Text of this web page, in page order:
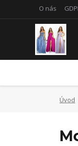
O nás
Úvod